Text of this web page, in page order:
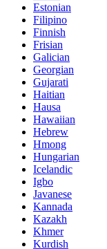
Estonian
Filipino
Finnish
Frisian
Galician
Georgian
Gujarati
Haitian
Hausa
Hawaiian
Hebrew
Hmong
Hungarian
Icelandic
Igbo
Javanese
Kannada
Kazakh
Khmer
Kurdish